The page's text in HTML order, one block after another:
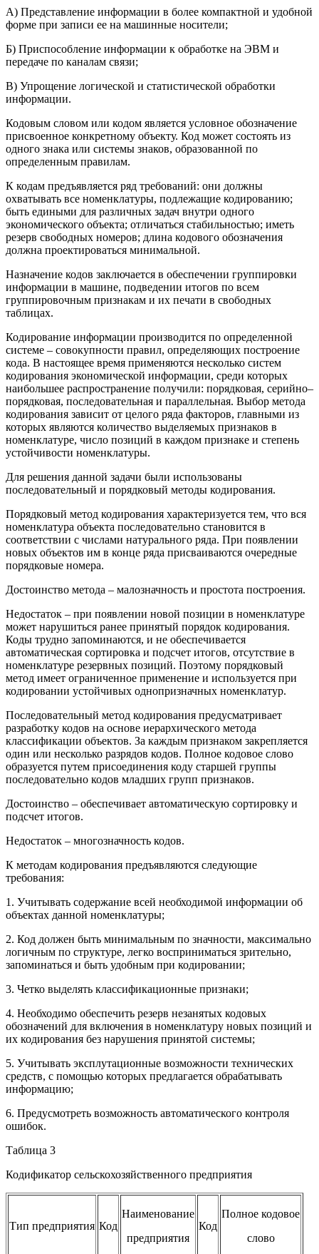
А) Представление информации в более компактной и удобной
форме при записи ее на машинные носители;
Б) Приспособление информации к обработке на ЭВМ и
передаче по каналам связи;
В) Упрощение логической и статистической обработки
информации.
Кодовым словом или кодом является условное обозначение
присвоенное конкретному объекту. Код может состоять из
одного знака или системы знаков, образованной по
определенным правилам.
К кодам предъявляется ряд требований: они должны
охватывать все номенклатуры, подлежащие кодированию;
быть едиными для различных задач внутри одного
экономического объекта; отличаться стабильностью; иметь
резерв свободных номеров; длина кодового обозначения
должна проектироваться минимальной.
Назначение кодов заключается в обеспечении группировки
информации в машине, подведении итогов по всем
группировочным признакам и их печати в свободных
таблицах.
Кодирование информации производится по определенной
системе – совокупности правил, определяющих построение
кода. В настоящее время применяются несколько систем
кодирования экономической информации, среди которых
наибольшее распространение получили: порядковая, серийно–
порядковая, последовательная и параллельная. Выбор метода
кодирования зависит от целого ряда факторов, главными из
которых являются количество выделяемых признаков в
номенклатуре, число позиций в каждом признаке и степень
устойчивости номенклатуры.
Для решения данной задачи были использованы
последовательный и порядковый методы кодирования.
Порядковый метод кодирования характеризуется тем, что вся
номенклатура объекта последовательно становится в
соответствии с числами натурального ряда. При появлении
новых объектов им в конце ряда присваиваются очередные
порядковые номера.
Достоинство метода – малозначность и простота построения.
Недостаток – при появлении новой позиции в номенклатуре
может нарушиться ранее принятый порядок кодирования.
Коды трудно запоминаются, и не обеспечивается
автоматическая сортировка и подсчет итогов, отсутствие в
номенклатуре резервных позиций. Поэтому порядковый
метод имеет ограниченное применение и используется при
кодировании устойчивых однопризначных номенклатур.
Последовательный метод кодирования предусматривает
разработку кодов на основе иерархического метода
классификации объектов. За каждым признаком закрепляется
один или несколько разрядов кодов. Полное кодовое слово
образуется путем присоединения коду старшей группы
последовательно кодов младших групп признаков.
Достоинство – обеспечивает автоматическую сортировку и
подсчет итогов.
Недостаток – многозначность кодов.
К методам кодирования предъявляются следующие
требования:
1. Учитывать содержание всей необходимой информации об
объектах данной номенклатуры;
2. Код должен быть минимальным по значности, максимально
логичным по структуре, легко восприниматься зрительно,
запоминаться и быть удобным при кодировании;
3. Четко выделять классификационные признаки;
4. Необходимо обеспечить резерв незанятых кодовых
обозначений для включения в номенклатуру новых позиций и
их кодирования без нарушения принятой системы;
5. Учитывать эксплутационные возможности технических
средств, с помощью которых предлагается обрабатывать
информацию;
6. Предусмотреть возможность автоматического контроля
ошибок.
Таблица 3
Кодификатор сельскохозяйственного предприятия
Тип предприятия Код
Наименование
предприятия
Код
Полное кодовое
слово